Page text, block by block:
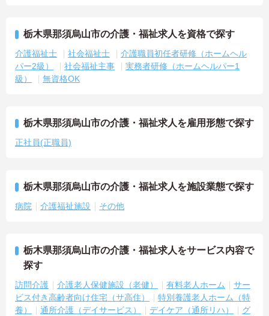
栃木県那須烏山市の介護・福祉求人を資格で探す
介護福祉士 社会福祉士
介護職員初任者研修（ホームヘル
パー2級）
社会福祉主事
実務者研修（ホームヘルパー1
級）
無資格OK
栃木県那須烏山市の介護・福祉求人を雇用形態で探す
正社員(正職員)
栃木県那須烏山市の介護・福祉求人を施設業態で探す
病院 介護福祉施設 その他
栃木県那須烏山市の介護・福祉求人をサービス内容で
探す
訪問介護 介護老人保健施設（老健） 有料老人ホーム
サー
ビス付き高齢者向け住宅（サ高住）
特別養護老人ホーム（特
養）
通所介護（デイサービス） デイケア（通所リハ）
グ